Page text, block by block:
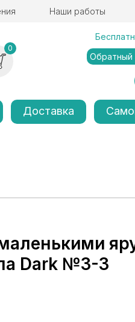
Наши работы
0
Обратный
Доставка
Dark №3-3